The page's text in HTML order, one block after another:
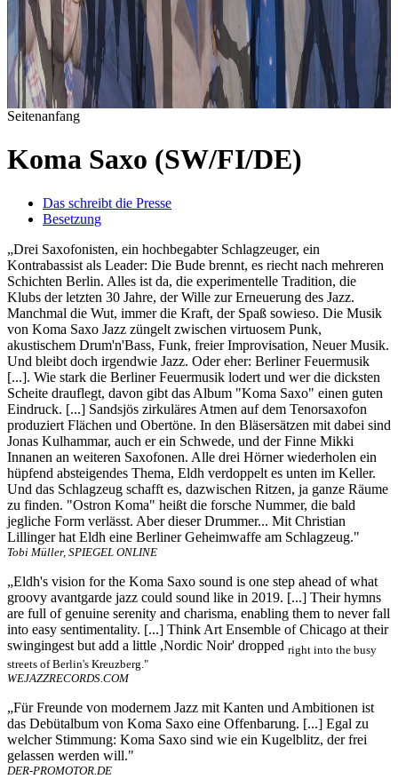
Seitenanfang
Koma Saxo (SW/FI/DE)
Das schreibt die Presse
Besetzung
„Drei Saxofonisten, ein hochbegabter Schlagzeuger, ein
Kontrabassist als Leader: Die Bude brennt, es riecht nach mehreren
Schichten Berlin. Alles ist da, die experimentelle Tradition, die
Klubs der letzten 30 Jahre, der Wille zur Erneuerung des Jazz.
Manchmal die Wut, immer die Kraft, der Spaß sowieso. Die Musik
von Koma Saxo Jazz züngelt zwischen virtuosem Punk,
akustischem Drum'n'Bass, Funk, freier Improvisation, Neuer Musik.
Und bleibt doch irgendwie Jazz. Oder eher: Berliner Feuermusik
[...]. Wie stark die Berliner Feuermusik lodert und wer die dicksten
Scheite drauflegt, davon gibt das Album "Koma Saxo" einen guten
Eindruck. [...] Sandsjös zirkuläres Atmen auf dem Tenorsaxofon
produziert Flächen und Obertöne. In den Bläsersätzen mit dabei sind
Jonas Kulhammar, auch er ein Schwede, und der Finne Mikki
Innanen an weiteren Saxofonen. Alle drei Hörner wiederholen ein
hüpfend absteigendes Thema, Eldh verdoppelt es unten im Keller.
Und das Schlagzeug schafft es, dazwischen Ritzen, ja ganze Räume
zu finden. "Ostron Koma" heißt die forsche Nummer, die bald
jegliche Form verlässt. Aber dieser Drummer... Mit Christian
Lillinger hat Eldh eine Berliner Geheimwaffe am Schlagzeug."
Tobi Müller, SPIEGEL ONLINE
„Eldh's vision for the Koma Saxo sound is one step ahead of what
groovy avantgarde jazz could sound like in 2019. [...] Their hymns
are full of genuine serenity and charisma, enabling them to never fall
into easy sentimentality. [...] Think Art Ensemble of Chicago at their
swingingest but add a little ,Nordic Noir' dropped right into the busy
streets of Berlin's Kreuzberg."
WEJAZZRECORDS.COM
„Für Freunde von modernem Jazz mit Kanten und Ambitionen ist
das Debütalbum von Koma Saxo eine Offenbarung. [...] Egal zu
welcher Stimmung: Koma Saxo sind wie ein Kugelblitz, der frei
gelassen werden will."
DER-PROMOTOR.DE